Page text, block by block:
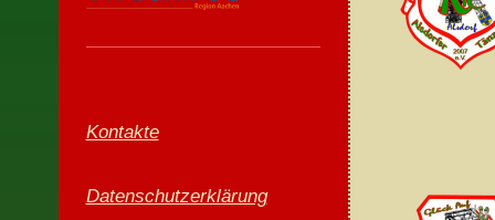
Kontakte
Datenschutzerklärung